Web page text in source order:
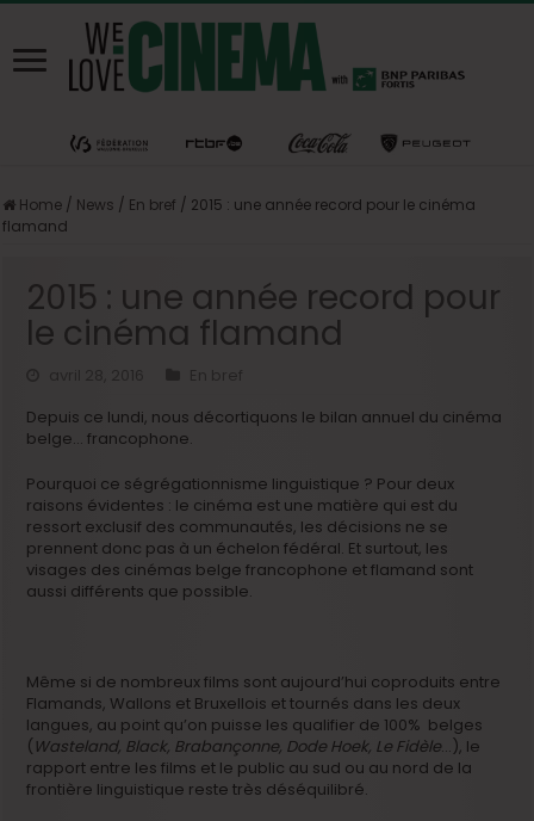
Home / News / En bref / 2015 : une année record pour le cinéma
flamand
2015 : une année record pour
le cinéma flamand
Depuis ce lundi, nous décortiquons le bilan annuel du cinéma
belge… francophone.
Pourquoi ce ségrégationnisme linguistique ? Pour deux
raisons évidentes : le cinéma est une matière qui est du
ressort exclusif des communautés, les décisions ne se
prennent donc pas à un échelon fédéral. Et surtout, les
visages des cinémas belge francophone et flamand sont
aussi différents que possible.
Même si de nombreux films sont aujourd’hui coproduits entre
Flamands, Wallons et Bruxellois et tournés dans les deux
langues, au point qu’on puisse les qualifier de 100% belges
( Wasteland, Black, Brabançonne, Dode Hoek, Le Fidèle…), le
rapport entre les films et le public au sud ou au nord de la
frontière linguistique reste très déséquilibré.